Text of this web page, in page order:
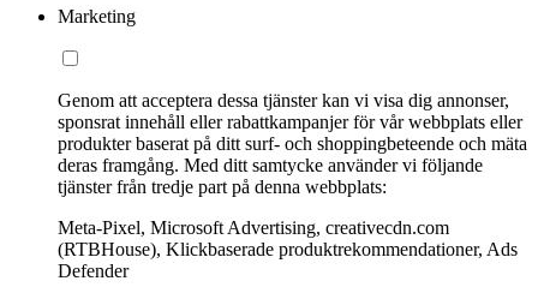
Marketing
Genom att acceptera dessa tjänster kan vi visa dig annonser,
sponsrat innehåll eller rabattkampanjer för vår webbplats eller
produkter baserat på ditt surf- och shoppingbeteende och mäta
deras framgång. Med ditt samtycke använder vi följande
tjänster från tredje part på denna webbplats:
Meta-Pixel, Microsoft Advertising, creativecdn.com
(RTBHouse), Klickbaserade produktrekommendationer, Ads
Defender